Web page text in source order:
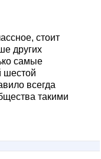
стоит
других
самые
шестой
всегда
такими